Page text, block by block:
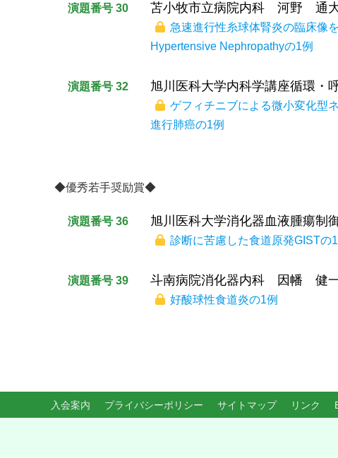
演題番号 30 苫小牧市立病院内科 河野 通
急速進行性糸球体腎炎の臨床像
Hypertensive Nephropathyの1例
演題番号 32 旭川医科大学内科学講座循環
ゲフィチニブによる微小変化型
進行肺癌の1例
◆優秀若手奨励賞◆
演題番号 36 旭川医科大学消化器血液腫瘍
診断に苦慮した食道原発GISTの1
演題番号 39 斗南病院消化器内科 因幡 健
好酸球性食道炎の1例
入会案内 プライバシーポリシー サイトマップ リンク